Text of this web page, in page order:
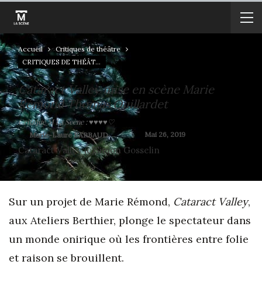
Accueil Critiques de théâtre
CRITIQUES DE THÉÂTRE
Cataract Valley mise en scène Marie
Rémond Thomas Quillardet
Critique M La Scène : ♥♥♥♥♡
By Marie-Laure BARBAUD On Mai 26, 2019
Cataract Valley (c)Simon Gosselin
Sur un projet de Marie Rémond, Cataract Valley,
aux Ateliers Berthier, plonge le spectateur dans
un monde onirique où les frontières entre folie
et raison se brouillent.